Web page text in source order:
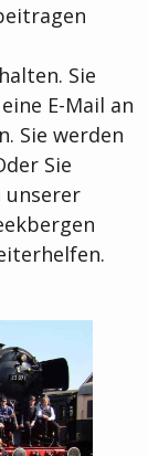
Sie
E-Mail an
Sie werden
Sie
unserer